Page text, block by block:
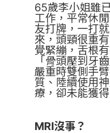
65歲李小姐雖
工作，平常休
友打牌，一打
來，頭頸很重
覺緊繃，舌根
「骨頭壓到牙
嚴重時雙側手
質、陸續使用
療，卻未能獲
MRI沒事？